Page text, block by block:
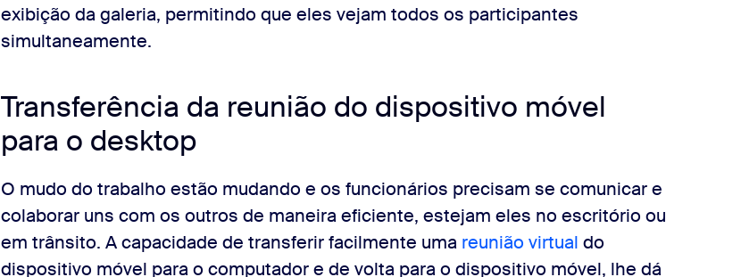
exibição da galeria, permitindo que eles vejam todos os participantes
simultaneamente.
Transferência da reunião do dispositivo móvel
para o desktop
O mudo do trabalho estão mudando e os funcionários precisam se comunicar e
colaborar uns com os outros de maneira eficiente, estejam eles no escritório ou
em trânsito. A capacidade de transferir facilmente uma reunião virtual do
dispositivo móvel para o computador e de volta para o dispositivo móvel, lhe dá